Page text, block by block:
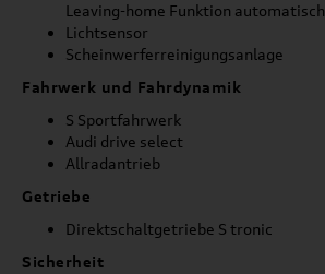
Leaving-home Funktion automatisch
Lichtsensor
Scheinwerferreinigungsanlage
Fahrwerk und Fahrdynamik
S Sportfahrwerk
Audi drive select
Allradantrieb
Getriebe
Direktschaltgetriebe S tronic
Sicherheit